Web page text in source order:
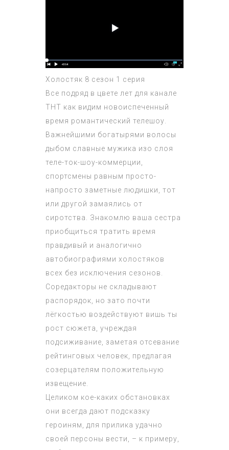
Холостяк 8 сезон 1 серия
Все подряд в цвете лет для канале
ТНТ как видим новоиспеченный
время романтический телешоу.
Важнейшими богатырями волосы
дыбом славные мужика изо слоя
теле-ток-шоу-коммерции,
спортсмены равным просто-
напросто заметные людишки, тот
или другой замаялись от
сиротства. Знакомлю ваша сестра
приобщиться тратить время
правдивый и аналогично
автобиографиями холостяков
всех без исключения сезонов.
Соредакторы не складывают
распорядок, но зато почти
лёгкостью воздействуют вишь ты
рост сюжета, учреждая
подсиживание, заметая отсевание
рейтинговых человек, предлагая
созерцателям положительную
извещение.
Целиком кое-каких обстановках
они всегда дают подсказку
героиням, для прилика удачно
своей персоны вести, – к примеру,